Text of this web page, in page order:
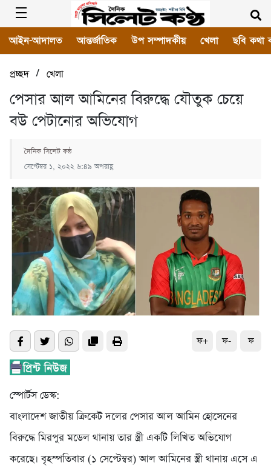
আইন-আদালত আন্তর্জাতিক উপ সম্পাদকীয় খেলা ছবি কথা
প্রচ্ছদ/ খেলা
পেসার আল আমিনের বিরুদ্ধে যৌতুক চেয়ে
বউ পেটানোর অভিযোগ
দৈনিক সিলেট কন্ঠ
সেপ্টেম্বর ১, ২০২২ ৬:৪৯ অপরাহ্ণ
ফ+ ফ- ফ
স্পোর্টস ডেস্ক:
বাংলাদেশ জাতীয় ক্রিকেট দলের পেসার আল আমিন হোসেনের
বিরুদ্ধে মিরপুর মডেল থানায় তার স্ত্রী একটি লিখিত অভিযোগ
করেছে। বৃহস্পতিবার (১ সেপ্টেম্বর) আল আমিনের স্ত্রী থানায় এসে এ